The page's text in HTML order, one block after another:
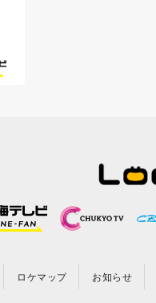
ロケマップ お知らせ